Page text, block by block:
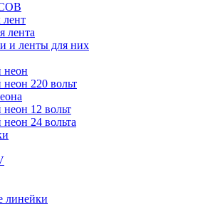
лента
и ленты для них
неон
220 вольт
12 вольт
24 вольта
линейки